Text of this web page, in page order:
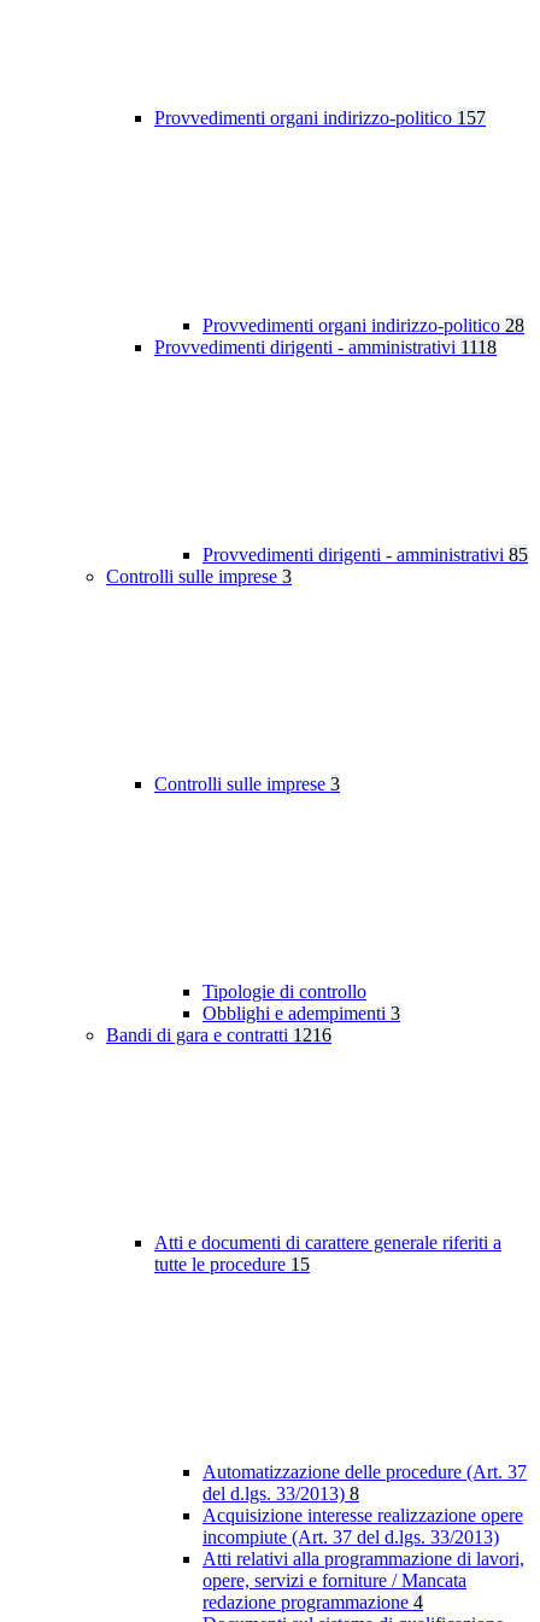
Provvedimenti organi indirizzo-politico 157
Provvedimenti organi indirizzo-politico 28
Provvedimenti dirigenti - amministrativi 1118
Provvedimenti dirigenti - amministrativi 85
Controlli sulle imprese 3
Controlli sulle imprese 3
Tipologie di controllo
Obblighi e adempimenti 3
Bandi di gara e contratti 1216
Atti e documenti di carattere generale riferiti a
tutte le procedure 15
Automatizzazione delle procedure (Art. 37
del d.lgs. 33/2013) 8
Acquisizione interesse realizzazione opere
incompiute (Art. 37 del d.lgs. 33/2013)
Atti relativi alla programmazione di lavori,
opere, servizi e forniture / Mancata
redazione programmazione 4